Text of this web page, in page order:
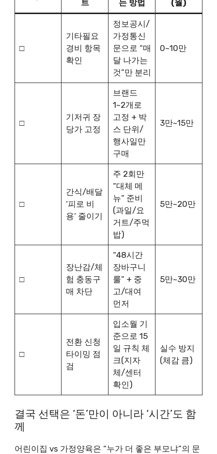
트 는 방법 (월)
□
기타필요
경비 항목
확인
정보공시/
가정통신
문으로 “매
달 나가는
것”만 분리
0~10만
□
기저귀 장
당가 고정
브랜드
1~2개로
고정 + 박
스 단위/
행사일만
구매
3만~15만
□
간식/배달
‘피로 비
용’ 줄이기
주 2회만
“대체 메
뉴” 준비
(과일/요
거트/주먹
밥)
5만~20만
□
장난감/체
험 충동구
매 차단
“48시간
장바구니
룰” + 중
고/대여
먼저
5만~30만
□
전환 신청
타이밍 점
검
입소월 기
준으로 15
일 규칙 체
크(지자
체/센터
확인)
실수 방지
(체감 큼)
결국 선택은 ‘돈’만이 아니라 ‘시간’도 함
께
어린이집 vs 가정양육은 “누가 더 좋은 부모냐”의 문